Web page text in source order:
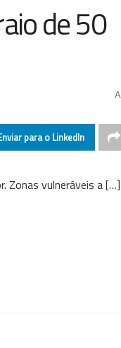
de 50
A
para o LinkedIn
Zonas vulneráveis a […]